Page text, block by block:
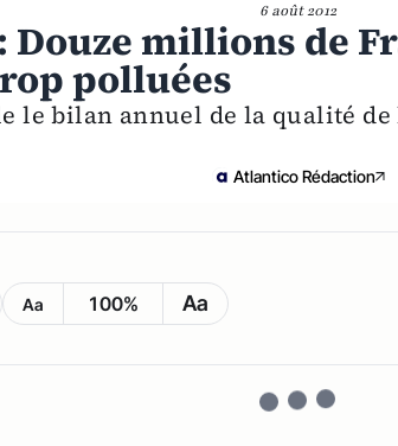
6 août 2012
Douze millions de
polluées
le bilan annuel de la qualité
Atlantico Rédaction
Aa 100% Aa